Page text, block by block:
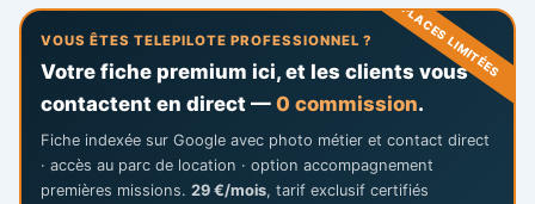
PLACES LIMITÉES
VOUS ÊTES TELEPILOTE PROFESSIONNEL ?
Votre fiche premium ici, et les clients vous
contactent en direct — 0 commission.
Fiche indexée sur Google avec photo métier et contact direct
· accès au parc de location · option accompagnement
premières missions. 29 €/mois, tarif exclusif certifiés